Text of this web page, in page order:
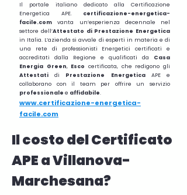
Il portale italiano dedicato alla Certificazione
Energetica APE. certificazione-energetica-
facile.com vanta un’esperienza decennale nel
settore dell’Attestato di Prestazione Energetica
in Italia. L’azienda si avvale di esperti in materia e di
una rete di professionisti Energetici certificati e
accreditati dalla Regione e qualificati da Casa
Energia Green, Escocertificata, che redigono gli
Attestatidi Prestazione EnergeticaAPE e
collaborano con il team per offrire un servizio
professionale e affidabile.
www.certificazione-energetica-
facile.com
Il costo del Certificato
APE a Villanova-
Marchesana?